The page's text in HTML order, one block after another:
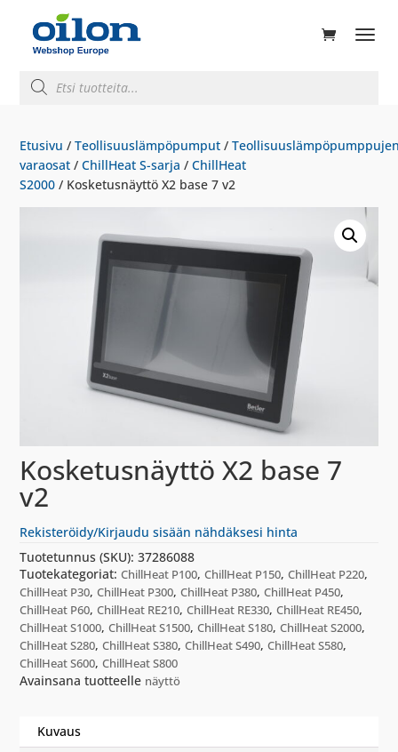
search
Etusivu /Teollisuuslämpöpumput /
varaosat /ChillHeat S-sarja /ChillHeat
S2000 / Kosketusnäyttö X2 base 7 v2
Kosketusnäyttö X2 base 7
v2
Rekisteröidy/Kirjaudu sisään nähdäksesi hinta
Tuotetunnus (SKU):37286088
Tuotekategoriat:ChillHeat P100,ChillHeat P150,ChillHeat P220,
ChillHeat P30,ChillHeat P300,ChillHeat P380,ChillHeat P450,
ChillHeat P60,ChillHeat RE210,ChillHeat RE330,ChillHeat RE450,
ChillHeat S1000,ChillHeat S1500,ChillHeat S180,ChillHeat S2000,
ChillHeat S280,ChillHeat S380,ChillHeat S490,ChillHeat S580,
ChillHeat S600,ChillHeat S800
Avainsana tuotteelle näyttö
Kuvaus